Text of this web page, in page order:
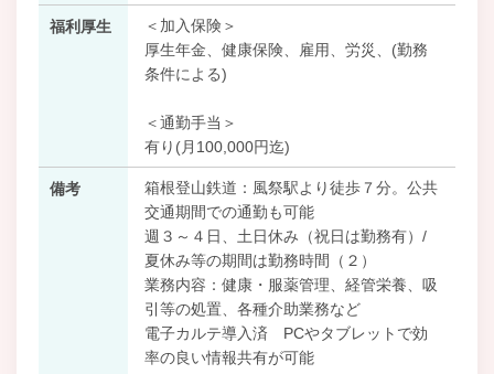
福利厚生
＜加入保険＞
厚生年金、健康保険、雇用、労災、(勤務
条件による)
＜通勤手当＞
有り(月100,000円迄)
備考
箱根登山鉄道：風祭駅より徒歩７分。公共
交通期間での通勤も可能
週３～４日、土日休み（祝日は勤務有）/
夏休み等の期間は勤務時間（２）
業務内容：健康・服薬管理、経管栄養、吸
引等の処置、各種介助業務など
電子カルテ導入済 PCやタブレットで効
率の良い情報共有が可能